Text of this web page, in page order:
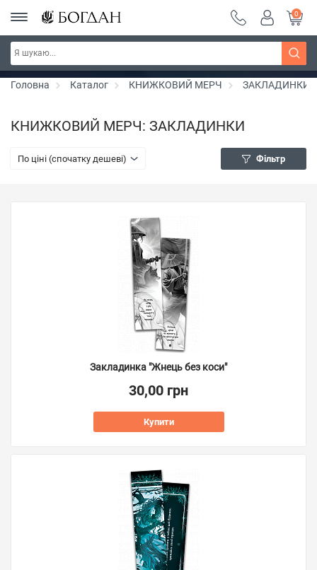
РОЗПРОДАЖ ~ 150 грн ~ 200 грн ~ 250 грн ~
300 грн ~ РОЗПРОДАЖ
Дізнатись більше
0
Головна Каталог КНИЖКОВИЙ МЕРЧ ЗАКЛАДИНКИ
КНИЖКОВИЙ МЕРЧ: ЗАКЛАДИНКИ
По ціні (спочатку дешеві) Фільтр
Закладинка "Жнець без коси"
30,00 грн
Купити